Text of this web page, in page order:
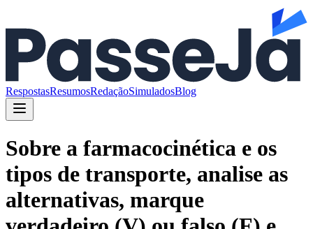
RespostasResumosRedaçãoSimuladosBlog
Sobre a farmacocinética e os
tipos de transporte, analise as
alternativas, marque